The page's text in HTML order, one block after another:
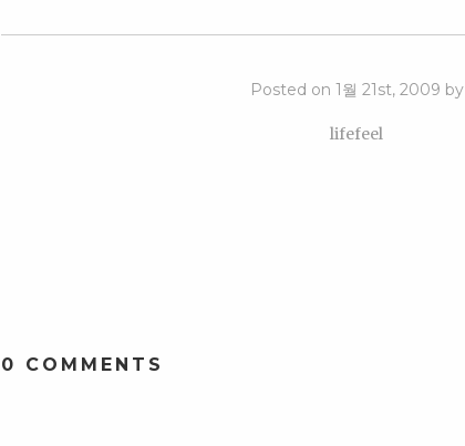
Posted on 1월 21st, 2009 by
lifefeel
0 COMMENTS